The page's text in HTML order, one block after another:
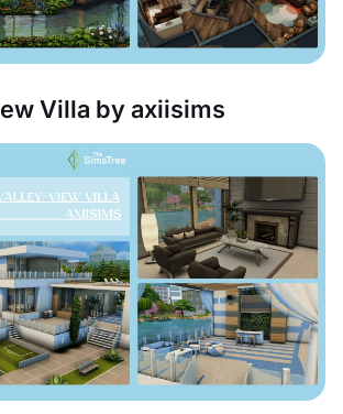
Villa by axiisims